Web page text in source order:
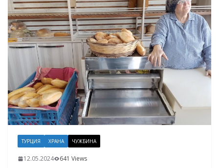
ТУРЦИЯ ХРАНА ЧУЖБИНА
12.05.2024 641 Views